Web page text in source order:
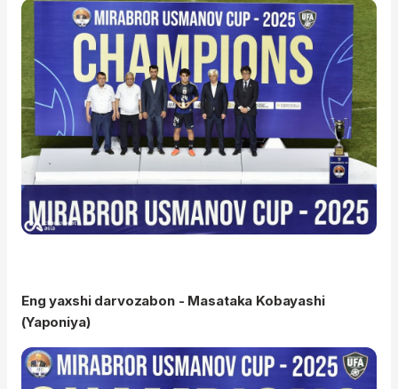
Eng yaxshi darvozabon - Masataka Kobayashi
(Yaponiya)